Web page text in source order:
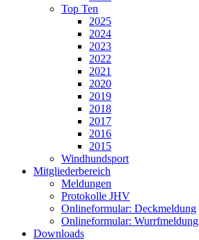
Top Ten
2025
2024
2023
2022
2021
2020
2019
2018
2017
2016
2015
Windhundsport
Mitgliederbereich
Meldungen
Protokolle JHV
Onlineformular: Deckmeldung
Onlineformular: Wurrfmeldung
Downloads